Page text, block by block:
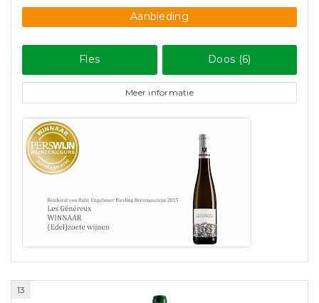
Aanbieding
Fles Doos (6)
Meer informatie
13